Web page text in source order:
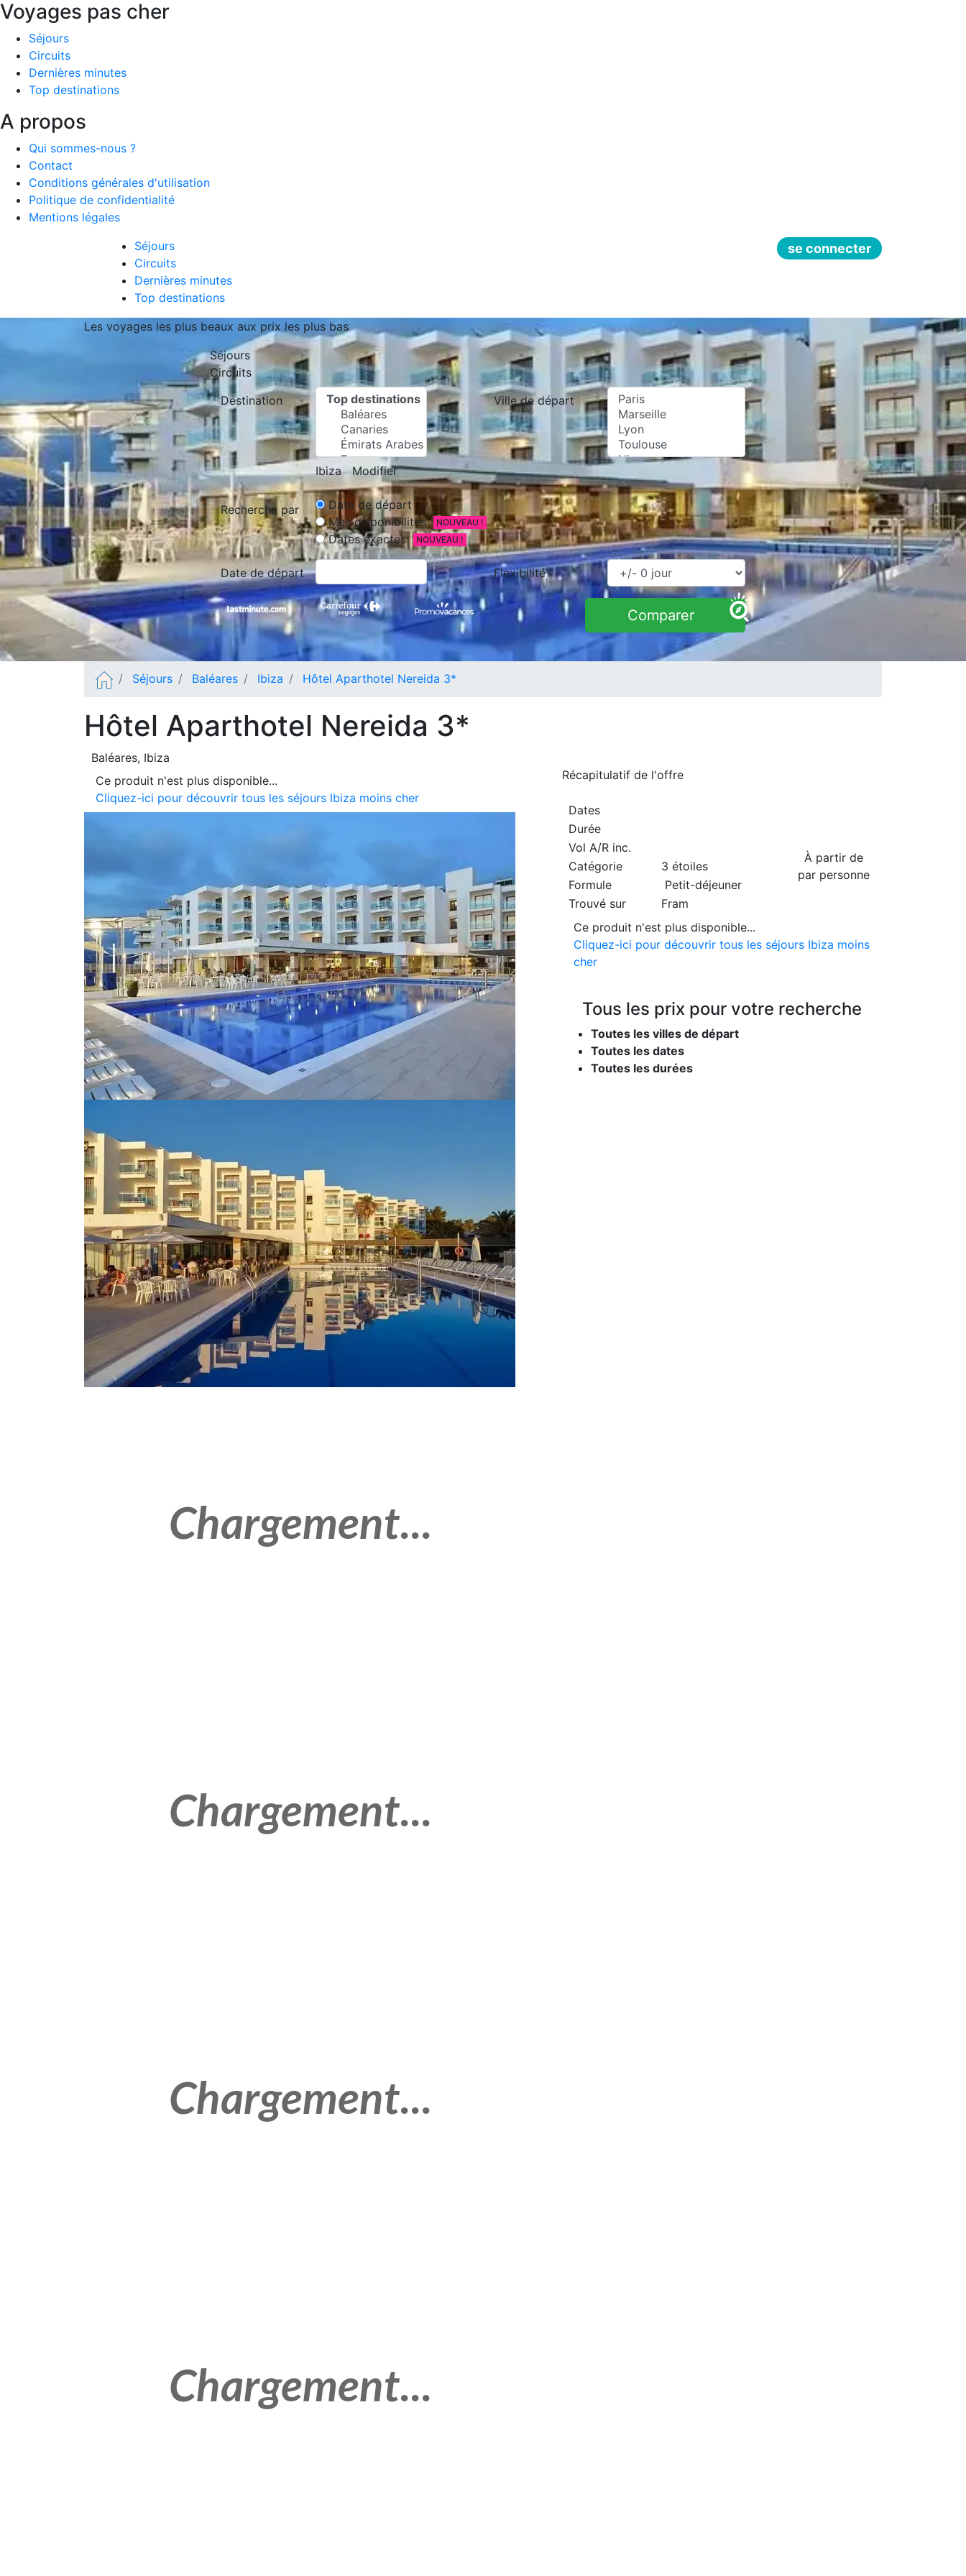
Voyages pas cher
Séjours
Circuits
Dernières minutes
Top destinations
A propos
Qui sommes-nous ?
Contact
Conditions générales d'utilisation
Politique de confidentialité
Mentions légales
Séjours
Circuits
Dernières minutes
Top destinations
se connecter
Les voyages les plus beaux aux prix les plus bas
Séjours
Circuits
Destination
Ibiza Modifier
Ville de départ
Recherche par
:
Date de départ
Mes disponibilités
NOUVEAU !
Dates exactes NOUVEAU !
Date de départ Flexibilité
Comparer
Séjours Baléares Ibiza Hôtel Aparthotel Nereida 3*
Hôtel Aparthotel Nereida 3*
Baléares, Ibiza
Ce produit n'est plus disponible...
Cliquez-ici pour découvrir tous les séjours Ibiza moins cher
Récapitulatif de l'offre
Dates
Durée
À partir de
par personne
Vol A/R inc.
Catégorie
3 étoiles
Formule
Petit-déjeuner
Trouvé sur
Fram
Ce produit n'est plus disponible...
Cliquez-ici pour découvrir tous les séjours Ibiza moins
cher
Tous les prix pour votre recherche
Toutes les villes de départ
Toutes les dates
Toutes les durées